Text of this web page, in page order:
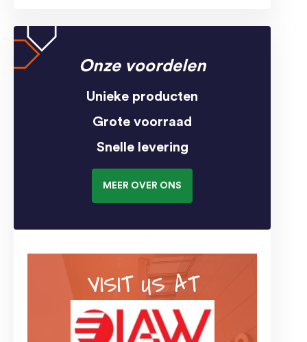
Onze voordelen
Unieke producten
Grote voorraad
Snelle levering
MEER OVER ONS
VISIT US AT